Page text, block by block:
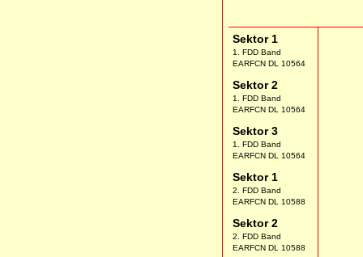
Sektor 1
1. FDD Band
EARFCN DL 10564
Sektor 2
1. FDD Band
EARFCN DL 10564
Sektor 3
1. FDD Band
EARFCN DL 10564
Sektor 1
2. FDD Band
EARFCN DL 10588
Sektor 2
2. FDD Band
EARFCN DL 10588